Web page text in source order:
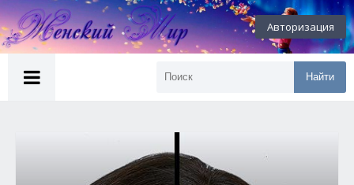
Авторизация
Найти